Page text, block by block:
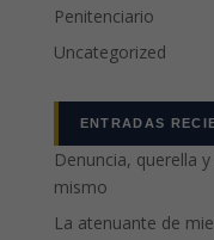
Penitenciario
Uncategorized
ENTRADAS
Denuncia, querella
mismo
La atenuante de